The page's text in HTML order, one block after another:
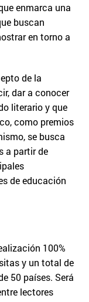
enmarca una
buscan
en torno a
de la
dar a conocer
literario y que
como premios
se busca
a partir de
de educación
100%
y un total de
50 países. Será
lectores